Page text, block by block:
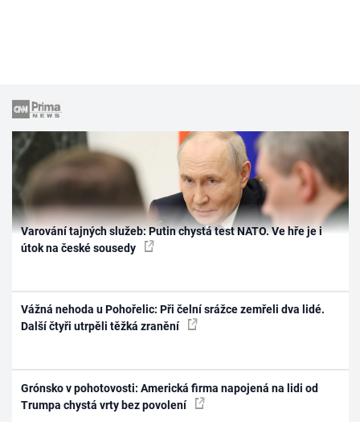
Varování tajných služeb: Putin chystá test NATO. Ve hře je i
útok na české sousedy
Vážná nehoda u Pohořelic: Při čelní srážce zemřeli dva lidé.
Další čtyři utrpěli těžká zranění
Grónsko v pohotovosti: Americká firma napojená na lidi od
Trumpa chystá vrty bez povolení